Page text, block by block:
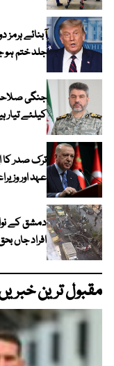
آبنائے
جلد ختم ہو
جنگی
کیلئے تیار
ترک صدر کا
عہد اور
افراد جاں
مقبول ترین